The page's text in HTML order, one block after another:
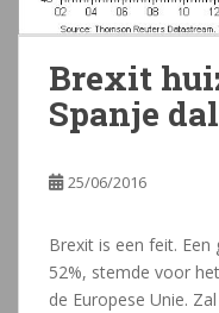
Brexit
Spanje
25/06/2016
Brexit is een feit.
52%, stemde voor
de Europese Unie.